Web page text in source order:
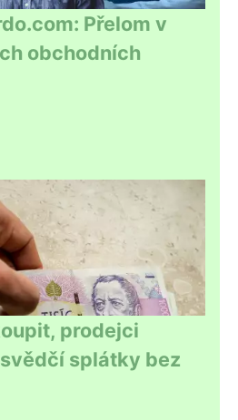
Přelom v
obchodních
prodejci
splátky bez